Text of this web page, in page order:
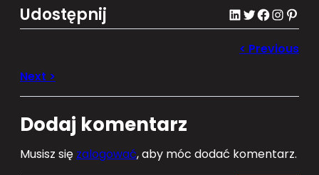
Udostępnij LinkedIn Twitter Facebook Instagram Pinterest
Dodaj komentarz
Musisz się zalogować, aby móc dodać komentarz.